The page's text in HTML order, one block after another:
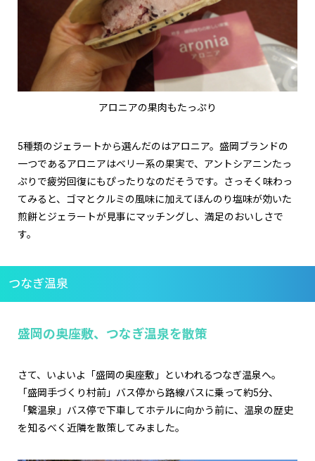
アロニアの果肉もたっぷり
5種類のジェラートから選んだのはアロニア。盛岡ブランドの
一つであるアロニアはベリー系の果実で、アントシアニンたっ
ぷりで疲労回復にもぴったりなのだそうです。さっそく味わっ
てみると、ゴマとクルミの風味に加えてほんのり塩味が効いた
煎餅とジェラートが見事にマッチングし、満足のおいしさで
す。
つなぎ温泉
盛岡の奥座敷、つなぎ温泉を散策
さて、いよいよ「盛岡の奥座敷」といわれるつなぎ温泉へ。
「盛岡手づくり村前」バス停から路線バスに乗って約5分、
「繋温泉」バス停で下車してホテルに向かう前に、温泉の歴史
を知るべく近隣を散策してみました。